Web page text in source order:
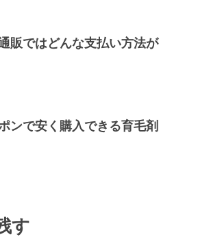
販ではどんな支払い方法が
ンで安く購入できる育毛剤
す